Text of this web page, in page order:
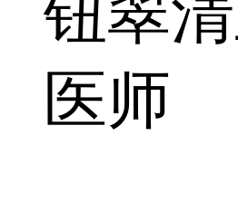
钮翠清
医师